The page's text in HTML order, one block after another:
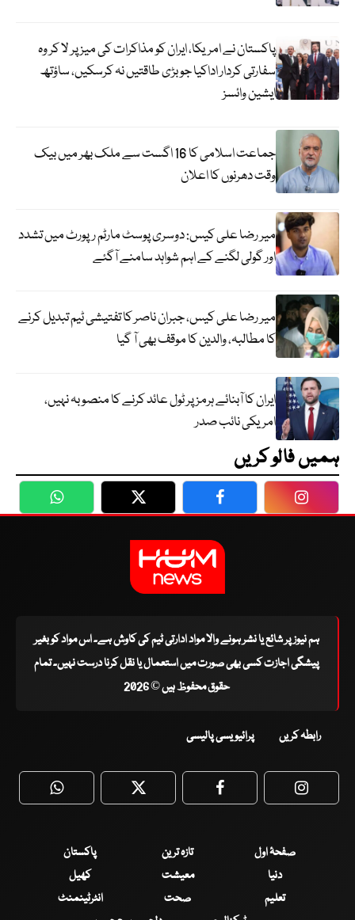
پاکستان نے امریکا، ایران کو مذاکرات کی میز پر لا کر وہ
سفارتی کردار اداکیا جو بڑی طاقتیں نہ کرسکیں، ساؤتھ
ایشین وائسز
جماعت اسلامی کا 16 اگست سے ملک بھر میں بیک
وقت دھرنوں کا اعلان
میر رضا علی کیس: دوسری پوسٹ مارٹم رپورٹ میں تشدد
اور گولی لگنے کے اہم شواہد سامنے آگئے
میر رضا علی کیس، جبران ناصر کا تفتیشی ٹیم تبدیل کرنے
کا مطالبہ، والدین کا موقف بھی آ گیا
ایران کا آبنائے ہرمز پر ٹول عائد کرنے کا منصوبہ نہیں،
امریکی نائب صدر
ہمیں فالو کریں
WhatsApp Twitter Facebook
ہم نیوز پر شائع یا نشر ہونے والا مواد ادارتی ٹیم کی کاوش ہے۔ اس مواد کو بغیر
پیشگی اجازت کسی بھی صورت میں استعمال یا نقل کرنا درست نہیں۔ تمام
حقوق محفوظ ہیں © 2026
رابطہ کریں پرائیویسی پالیسی
WhatsApp Twitter Facebook
صفحۂ اول تازہ ترین
پاکستان
دنیا
معیشت
کھیل
تعلیم
صحت
انٹرٹینمنٹ